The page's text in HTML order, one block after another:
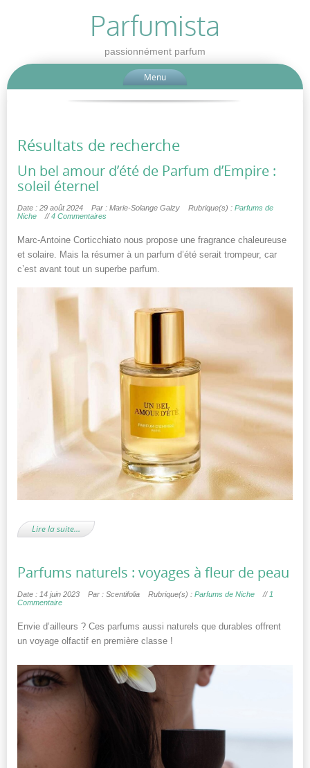
Parfumista
passionnément parfum
Menu
Résultats de recherche
Un bel amour d’été de Parfum d’Empire :
soleil éternel
Date : 29 août 2024 Par : Marie-Solange Galzy Rubrique(s) : Parfums de
Niche
//4 Commentaires
Marc-Antoine Corticchiato nous propose une fragrance chaleureuse
et solaire. Mais la résumer à un parfum d’été serait trompeur, car
c’est avant tout un superbe parfum.
Lire la suite…
Parfums naturels : voyages à fleur de peau
Date : 14 juin 2023 Par : Scentifolia Rubrique(s) : Parfums de Niche // 1
Commentaire
Envie d’ailleurs ? Ces parfums aussi naturels que durables offrent
un voyage olfactif en première classe !